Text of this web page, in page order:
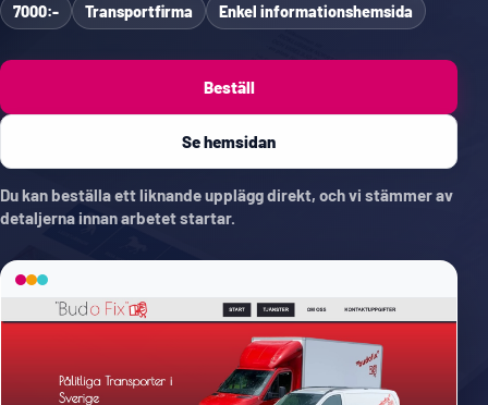
7000:- Transportfirma Enkel informationshemsida
Beställ
Se hemsidan
Du kan beställa ett liknande upplägg direkt, och vi stämmer av
detaljerna innan arbetet startar.